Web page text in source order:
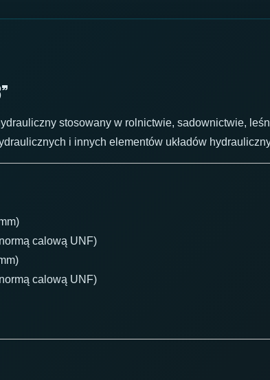
stosowany w rolnictwie, sadownictwie,
i innych elementów układów
calową UNF)
calową UNF)